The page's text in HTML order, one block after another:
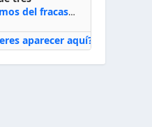
Lo que aprendimos del fracaso al emprender
aparecer aquí?